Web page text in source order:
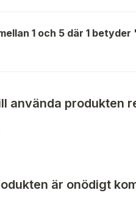
1 och 5 där 1
använda produkten
är onödigt